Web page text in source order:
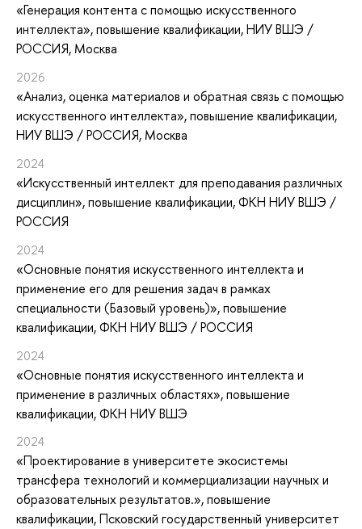
«Генерация контента с помощью искусственного
интеллекта», повышение квалификации, НИУ ВШЭ /
РОССИЯ, Москва
2026
«Анализ, оценка материалов и обратная связь с помощью
искусственного интеллекта», повышение квалификации,
НИУ ВШЭ / РОССИЯ, Москва
2024
«Искусственный интеллект для преподавания различных
дисциплин», повышение квалификации, ФКН НИУ ВШЭ /
РОССИЯ
2024
«Основные понятия искусственного интеллекта и
применение его для решения задач в рамках
специальности (Базовый уровень)», повышение
квалификации, ФКН НИУ ВШЭ / РОССИЯ
2024
«Основные понятия искусственного интеллекта и
применение в различных областях», повышение
квалификации, ФКН НИУ ВШЭ
2024
«Проектирование в университете экосистемы
трансфера технологий и коммерциализации научных и
образовательных результатов.», повышение
квалификации, Псковский государственный университет